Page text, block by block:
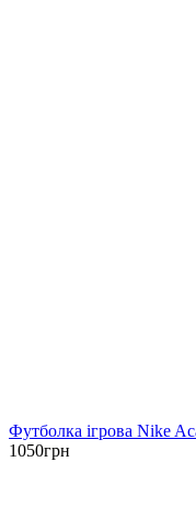
Футболка ігрова Nike
1050грн